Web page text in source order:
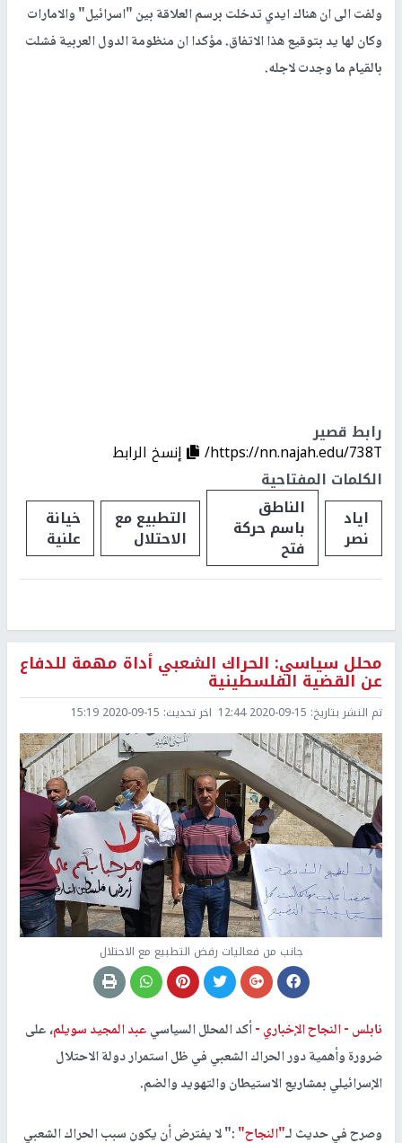
ولفت الى ان هناك ايدي تدخلت برسم العلاقة بين "اسرائيل" والامارات
وكان لها يد بتوقيع هذا الاتفاق. مؤكدا ان منظومة الدول العربية فشلت
بالقيام ما وجدت لاجله.
رابط قصير
https://nn.najah.edu/738T/
إنسخ الرابط
الكلمات المفتاحية
اياد
نصر
الناطق
باسم حركة
فتح
التطبيع مع
الاحتلال
خيانة
علنية
محلل سياسي: الحراك الشعبي أداة مهمة للدفاع
عن القضية الفلسطينية
تم النشر بتاريخ: 2020-09-15 12:44 اخر تحديث: 2020-09-15 15:19
جانب من فعاليات رفض التطبيع مع الاحتلال
نابلس -النجاح الإخباري -أكد المحلل السياسيعبد المجيد سويلم، على
ضرورة وأهمية دور الحراك الشعبي في ظل استمرار دولة الاحتلال
الإسرائيلي بمشاريع الاستيطان والتهويد والضم.
وصرح في حديث لـ"النجاح":" لا يفترض أن يكون سبب الحراك الشعبي